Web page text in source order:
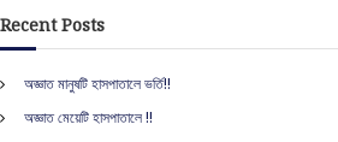
r
c
f
o
h
Recent Posts
অজ্ঞাত মানুষটি হাসপাতালে ভর্তি!!
অজ্ঞাত মেয়েটি হাসপাতালে !!